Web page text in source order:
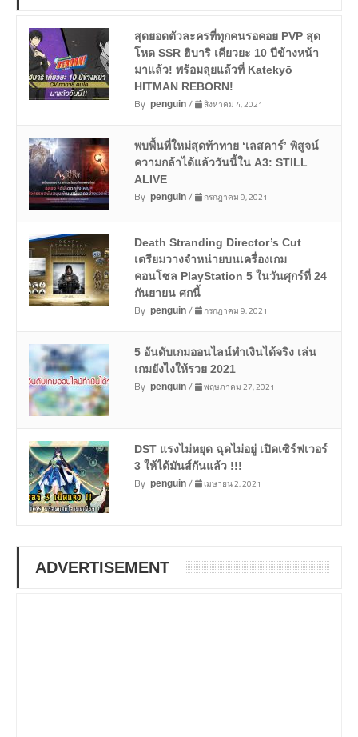
สุดยอดตัวละครที่ทุกคนรอคอย PVP สุด
โหด SSR ฮิบาริ เคียวยะ 10 ปีข้างหน้า
มาแล้ว! พร้อมลุยแล้วที่ Katekyō
HITMAN REBORN!
By penguin/ สิงหาคม 4, 2021
พบพื้นที่ใหม่สุดท้าทาย ‘เลสคาร์’ พิสูจน์
ความกล้าได้แล้ววันนี้ใน A3: STILL
ALIVE
By penguin/ กรกฎาคม 9, 2021
Death Stranding Director’s Cut
เตรียมวางจำหน่ายบนเครื่องเกม
คอนโซล PlayStation 5 ในวันศุกร์ที่ 24
กันยายน ศกนี้
By penguin/ กรกฎาคม 9, 2021
5 อันดับเกมออนไลน์ทำเงินได้จริง เล่น
เกมยังไงให้รวย 2021
By penguin/ พฤษภาคม 27, 2021
DST แรงไม่หยุด ฉุดไม่อยู่ เปิดเซิร์ฟเวอร์
3 ให้ได้มันส์กันแล้ว !!!
By penguin/ เมษายน 2, 2021
ADVERTISEMENT